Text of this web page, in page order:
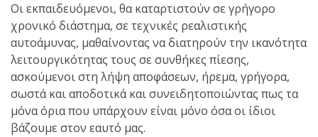
Galatsi!
Ο
Κορυφαίος
Βραζιλιάνος προπονητής
Οι εκπαιδευόμενοι, θα καταρτιστούν σε γρήγορο
χρονικό διάστημα, σε τεχνικές ρεαλιστικής
αυτοάμυνας, μαθαίνοντας να διατηρούν την ικανότητα
λειτουργικότητας τους σε συνθήκες πίεσης,
ασκούμενοι στη λήψη αποφάσεων, ήρεμα, γρήγορα,
σωστά και αποδοτικά και συνειδητοποιώντας πως τα
μόνα όρια που υπάρχουν είναι μόνο όσα οι ίδιοι
βάζουμε στον εαυτό μας.